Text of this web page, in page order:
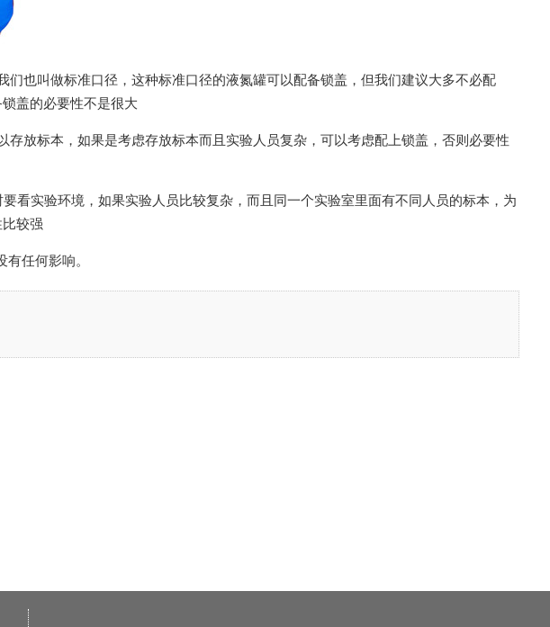
们也叫做标准口径，这种标准口径的液氮罐可以配备锁盖，但我们建议大多不必配
盖的必要性不是很大
放标本，如果是考虑存放标本而且实验人员复杂，可以考虑配上锁盖，否则必要性
看实验环境，如果实验人员比较复杂，而且同一个实验室里面有不同人员的标本，为
较强
任何影响。